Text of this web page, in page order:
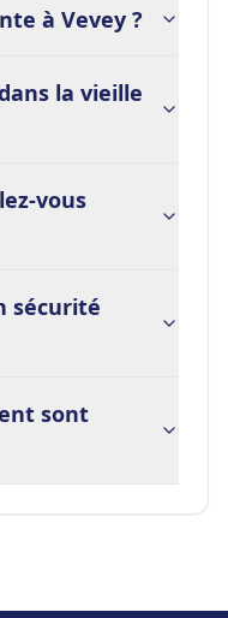
à Vevey ?
la vieille
vous
sécurité
sont